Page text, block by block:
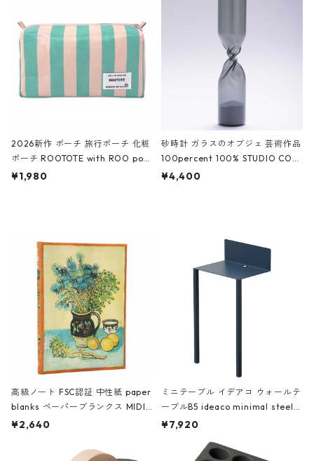
ーガンディー、オフホワイト
2026新作 ポーチ 旅行ポーチ 化粧
ポーチ ROOTOTE with ROO pou
ch 3532 ルートート WR.ポーチ.ラ
¥1,980
砂時計 ガラスのオブジェ 芸術作品
100percent 100% STUDIO COH
AKU Timeless 100パーセント ス
¥4,400
高級ノート FSC認証 中性紙 paper
blanks ペーパーブランクス MIDI
ハードカバー 罫線 ヴァン・ゴッホ
¥2,640
ミニテーブル イデアコ ウォールテ
ーブルB5 ideaco minimal steel f
urniture WALL Table B5 ネイビー
¥7,920